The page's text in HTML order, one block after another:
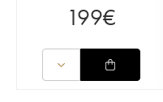
199€